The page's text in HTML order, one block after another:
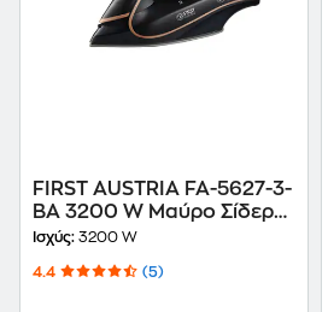
FIRST AUSTRIA FA-5627-3-
BA 3200 W Μαύρο Σίδερο
Ατμού
Ισχύς: 3200 W
4.4 (5)